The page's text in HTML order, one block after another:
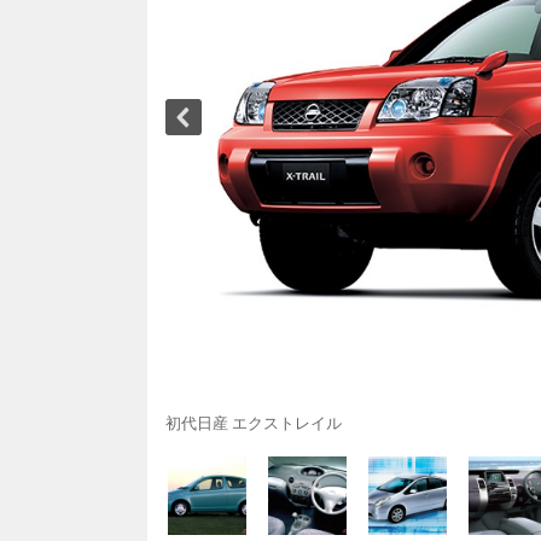
初代日産 エクストレイル